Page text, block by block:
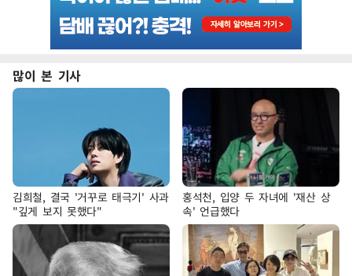
많이 본 기사
김희철, 결국 '거꾸로 태극기' 사과
"깊게 보지 못했다"
홍석천, 입양 두 자녀에 '재산 상
속' 언급했다